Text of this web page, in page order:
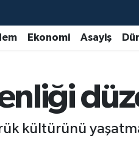
Ekonomi Asayiş
kültürünü